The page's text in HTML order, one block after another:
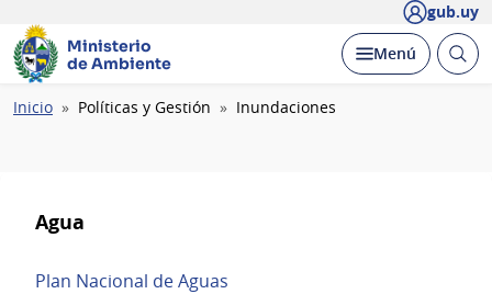
gub.uy
Ministerio
de Ambiente
Desplegar
Menú Abrir
Ruta
Inicio Políticas y Gestión Inundaciones
Agua
Plan Nacional de Aguas